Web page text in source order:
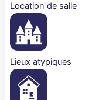
Location de salle
Lieux atypiques